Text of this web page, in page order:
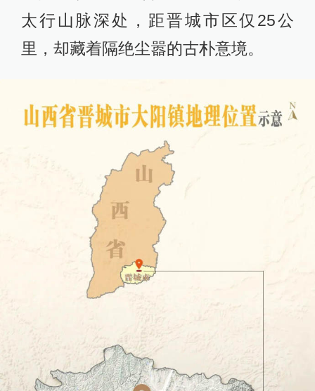
太行山脉深处，距晋城市区仅25公
里，却藏着隔绝尘嚣的古朴意境。